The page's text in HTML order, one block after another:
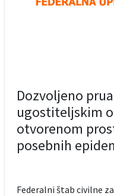
Dozvoljeno
ugostiteljskim
otvorenom
posebnih
Federalni štab civilne